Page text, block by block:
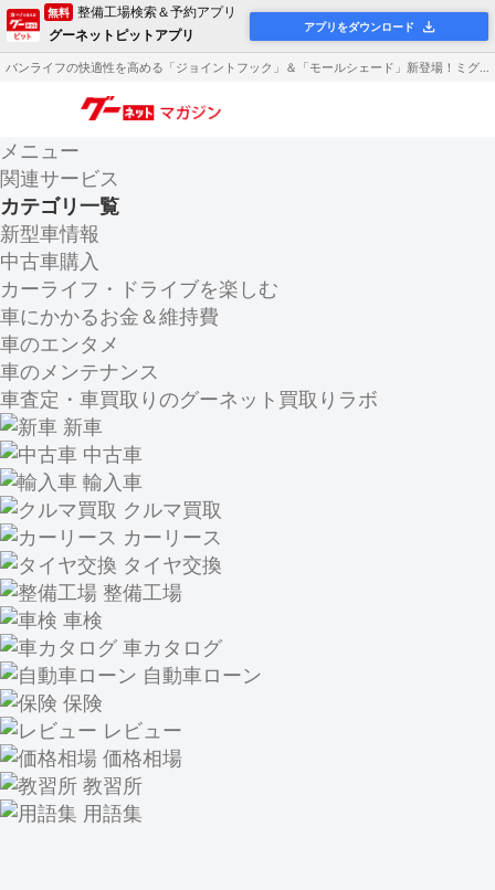
無料 整備工場検索＆予約アプリ
グーネットピットアプリ
アプリをダウンロード
バンライフの快適性を高める「ジョイントフック」＆「モールシェード」新登場！ミグラトレイル
メニュー
関連サービス
カテゴリ一覧
新型車情報
中古車購入
カーライフ・ドライブを楽しむ
車にかかるお金＆維持費
車のエンタメ
車のメンテナンス
車査定・車買取りのグーネット買取りラボ
新車
中古車
輸入車
クルマ買取
カーリース
タイヤ交換
整備工場
車検
車カタログ
自動車ローン
保険
レビュー
価格相場
教習所
用語集